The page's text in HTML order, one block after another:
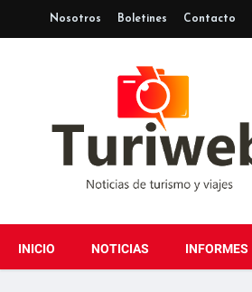
Nosotros Boletines Contacto
INICIO NOTICIAS INFORMES